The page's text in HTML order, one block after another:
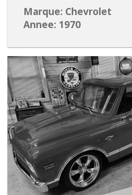
Marque: Chevrolet
Annee: 1970